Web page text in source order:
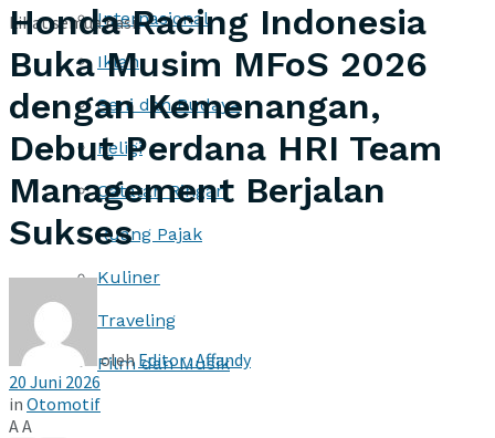
Internasional
Iklan
Seni dan Budaya
Religi
Catatan Ringan
Ruang Pajak
Kuliner
Traveling
Film dan Musik
Lihat semua hasil
Honda Racing Indonesia
Buka Musim MFoS 2026
dengan Kemenangan,
Debut Perdana HRI Team
Management Berjalan
Sukses
oleh Editor : Affandy
20 Juni 2026
in Otomotif
AA